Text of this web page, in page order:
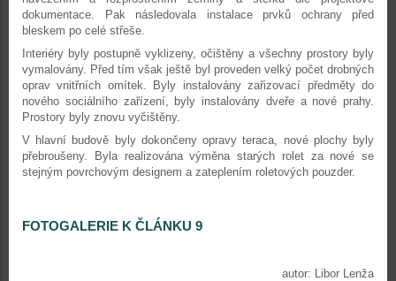
dokumentace. Pak následovala instalace prvků ochrany před
bleskem po celé střeše.
Interiéry byly postupně vyklizeny, očištěny a všechny prostory byly
vymalovány. Před tím však ještě byl proveden velký počet drobných
oprav vnitřních omítek. Byly instalovány zařizovací předměty do
nového sociálního zařízení, byly instalovány dveře a nové prahy.
Prostory byly znovu vyčištěny.
V hlavní budově byly dokončeny opravy teraca, nové plochy byly
přebroušeny. Byla realizována výměna starých rolet za nové se
stejným povrchovým designem a zateplením roletových pouzder.
FOTOGALERIE K ČLÁNKU 9
autor: Libor Lenža